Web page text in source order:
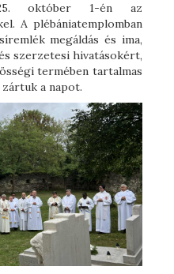
október 1-én az
A plébániatemplomban
megáldás és ima,
szerzetesi hivatásokért,
termében tartalmas
zártuk a napot.